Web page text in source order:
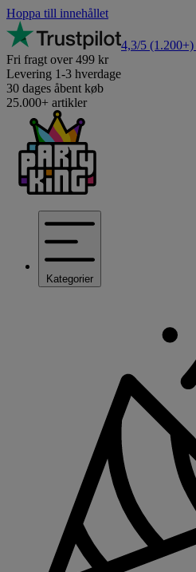
Hoppa till innehållet
4,3/5 (1.200+)
Fri fragt over 499 kr
Levering 1-3 hverdage
30 dages åbent køb
25.000+ artikler
Kategorier